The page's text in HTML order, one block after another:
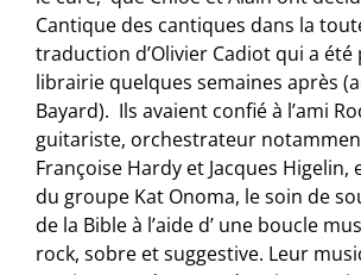
Cantique des cantiques dans la
traduction d’Olivier Cadiot qui a été
librairie quelques semaines après
Bayard). Ils avaient confié à l’ami
guitariste, orchestrateur
Françoise Hardy et Jacques Higelin,
du groupe Kat Onoma, le soin de
de la Bible à l’aide d’ une boucle
rock, sobre et suggestive. Leur